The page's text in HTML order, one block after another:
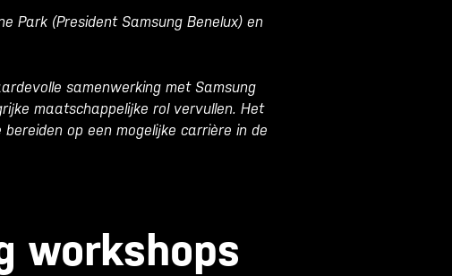
Park (President Samsung Benelux) en
samenwerking met Samsung
maatschappelijke rol vervullen. Het
op een mogelijke carrière in de
workshops